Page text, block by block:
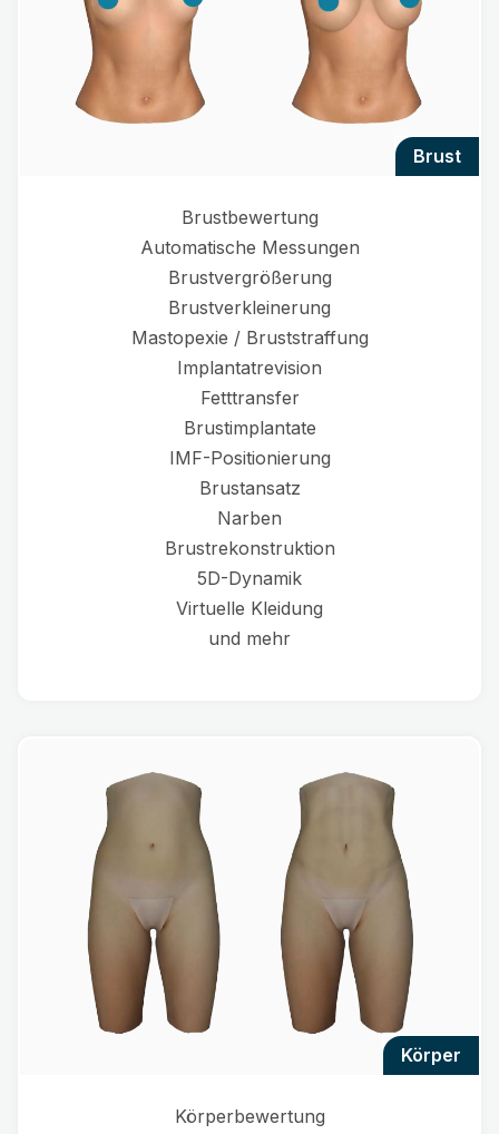
brust
Brustbewertung
Automatische Messungen
Brustvergrößerung
Brustverkleinerung
Mastopexie / Bruststraffung
Implantatrevision
Fetttransfer
Brustimplantate
IMF-Positionierung
Brustansatz
Narben
Brustrekonstruktion
5D-Dynamik
Virtuelle Kleidung
und mehr
körper
Körperbewertung